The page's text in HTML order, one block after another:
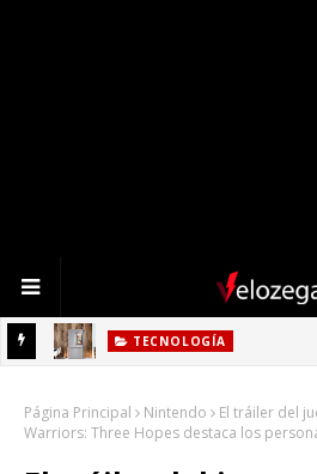
TECNOLOGÍA
Página Principal Nintendo
El tráiler del
Warriors: Three Hopes destaca los